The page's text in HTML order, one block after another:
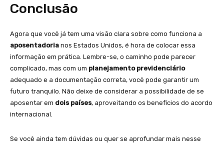
Conclusão
Agora que você já tem uma visão clara sobre como funciona a
aposentadoria nos Estados Unidos, é hora de colocar essa
informação em prática. Lembre-se, o caminho pode parecer
complicado, mas com um planejamento previdenciário
adequado e a documentação correta, você pode garantir um
futuro tranquilo. Não deixe de considerar a possibilidade de se
aposentar em dois países, aproveitando os benefícios do acordo
internacional.
Se você ainda tem dúvidas ou quer se aprofundar mais nesse